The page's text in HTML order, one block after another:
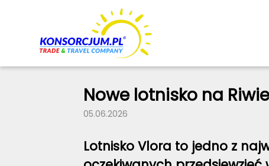
Nowe lotnisko na
05.06.2026
Lotnisko Vlora to jedno z